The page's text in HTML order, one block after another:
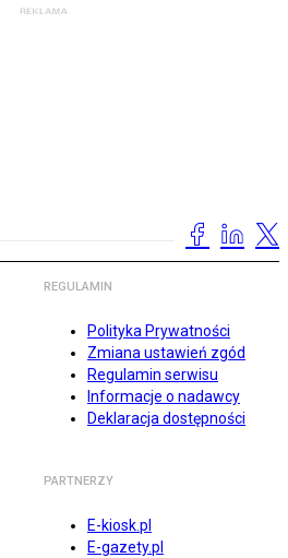
REGULAMIN
Polityka Prywatności
Zmiana ustawień zgód
Regulamin serwisu
Informacje o nadawcy
Deklaracja dostępności
PARTNERZY
E-kiosk.pl
E-gazety.pl